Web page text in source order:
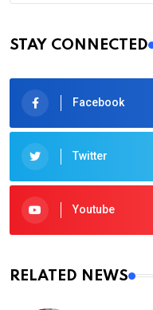
STAY CONNECTED
Facebook
Twitter
Youtube
RELATED NEWS